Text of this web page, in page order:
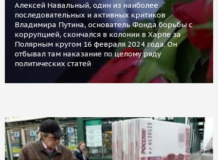
Алексей Навальный, один из наиболее
последовательных и активных критиков
Владимира Путина, основатель Фонда борьбы с
коррупцией, скончался в колонии в Харпе за
Полярным кругом 16 февраля 2024 года. Он
отбывал там наказание по целому ряду
политических статей